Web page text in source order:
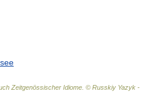
Zeitgenössischer Idiome. © Russkiy Yazyk -